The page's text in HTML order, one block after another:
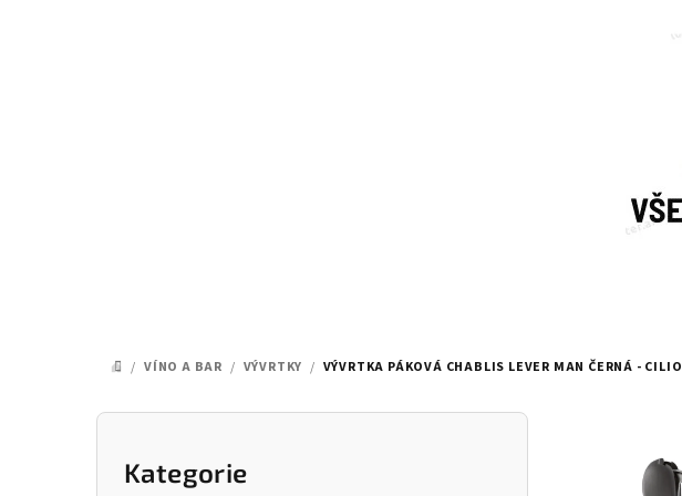
DOMŮ
/ VÍNO A BAR / VÝVRTKY / VÝVRTKA PÁKOVÁ CHABLIS LEVER MAN ČERNÁ - CILIO
P
Přeskočit
Kategorie